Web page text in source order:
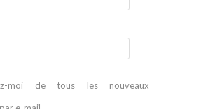
moi de tous les nouveaux